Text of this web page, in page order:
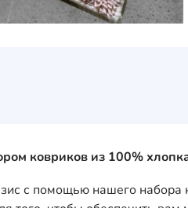
ковриков из 100%
с помощью нашего